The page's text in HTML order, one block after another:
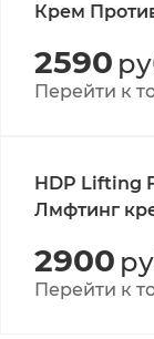
Крем
wrinkle
2590
Перейти к
HDP Lifting Facial Cream With Vitamin C
Лмфтинг
2900
Перейти к